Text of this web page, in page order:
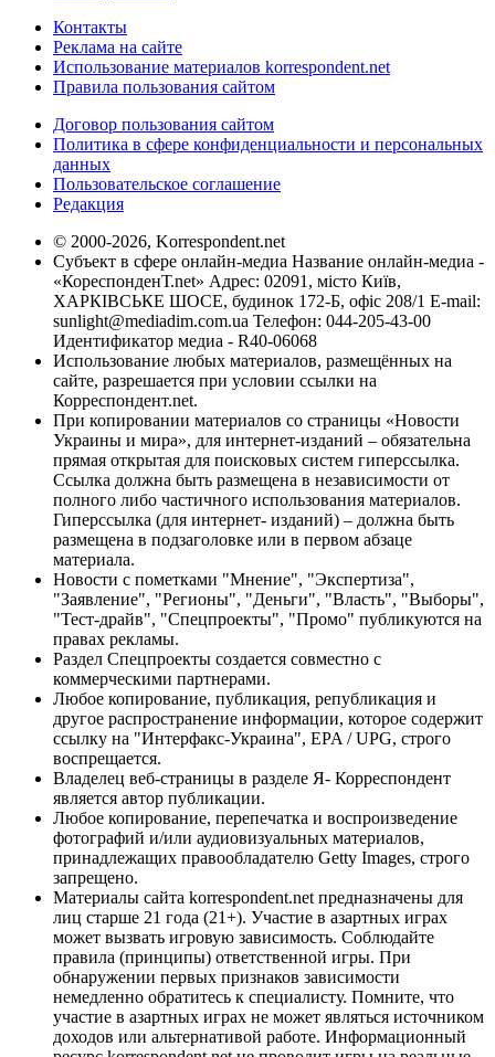
Контакты
Реклама на сайте
Использование материалов korrespondent.net
Правила пользования сайтом
Договор пользования сайтом
Политика в сфере конфиденциальности и персональных
данных
Пользовательское соглашение
Редакция
© 2000-2026, Korrespondent.net
Субъект в сфере онлайн-медиа Название онлайн-медиа -
«КореспонденТ.net» Адрес: 02091, місто Київ,
ХАРКІВСЬКЕ ШОСЕ, будинок 172-Б, офіс 208/1 E-mail:
sunlight@mediadim.com.ua Телефон: 044-205-43-00
Идентификатор медиа - R40-06068
Использование любых материалов, размещённых на
сайте, разрешается при условии ссылки на
Корреспондент.net.
При копировании материалов со страницы «Новости
Украины и мира», для интернет-изданий – обязательна
прямая открытая для поисковых систем гиперссылка.
Ссылка должна быть размещена в независимости от
полного либо частичного использования материалов.
Гиперссылка (для интернет- изданий) – должна быть
размещена в подзаголовке или в первом абзаце
материала.
Новости с пометками "Мнение", "Экспертиза",
"Заявление", "Регионы", "Деньги", "Власть", "Выборы",
"Тест-драйв", "Спецпроекты", "Промо" публикуются на
правах рекламы.
Раздел Спецпроекты создается совместно с
коммерческими партнерами.
Любое копирование, публикация, републикация и
другое распространение информации, которое содержит
ссылку на "Интерфакс-Украина", EPA / UPG, строго
воспрещается.
Владелец веб-страницы в разделе Я- Корреспондент
является автор публикации.
Любое копирование, перепечатка и воспроизведение
фотографий и/или аудиовизуальных материалов,
принадлежащих правообладателю Getty Images, строго
запрещено.
Материалы сайта korrespondent.net предназначены для
лиц старше 21 года (21+). Участие в азартных играх
может вызвать игровую зависимость. Соблюдайте
правила (принципы) ответственной игры. При
обнаружении первых признаков зависимости
немедленно обратитесь к специалисту. Помните, что
участие в азартных играх не может являться источником
доходов или альтернативой работе. Информационный